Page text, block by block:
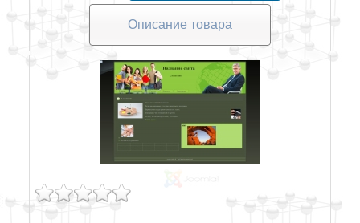
Описание товара